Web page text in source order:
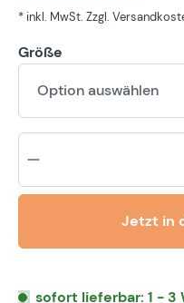
* inkl. MwSt. Zzgl.
Größe
Option auswählen
Jetzt in
sofort lieferbar: 1 - 3